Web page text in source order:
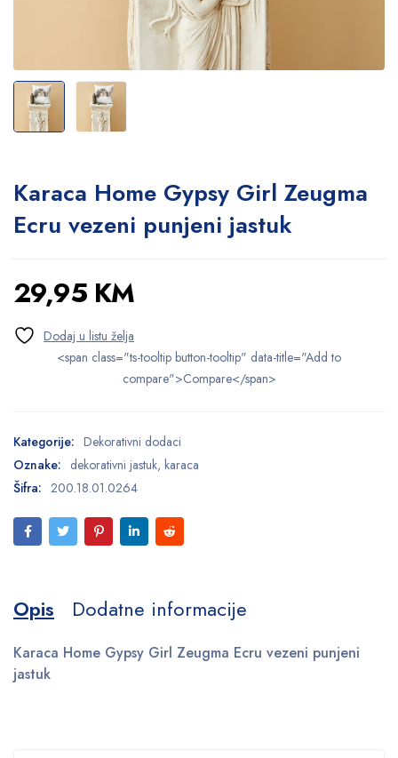
Karaca Home Gypsy Girl Zeugma
Ecru vezeni punjeni jastuk
29,95 KM
<span class="ts-tooltip button-tooltip" data-title="Add to
compare">Compare</span>
Kategorije: Dekorativni dodaci
Oznake: dekorativni jastuk, karaca
Šifra: 200.18.01.0264
Opis Dodatne informacije
Karaca Home Gypsy Girl Zeugma Ecru vezeni punjeni
jastuk